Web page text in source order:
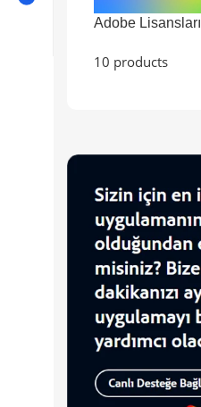
Adobe Lisansları
10 products